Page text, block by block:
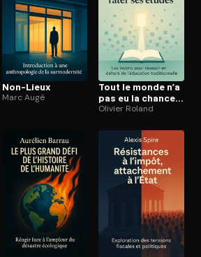
Non-Lieux
Marc Augé
Tout le monde n’a
pas eu la chance
de rater ses
Olivier Roland